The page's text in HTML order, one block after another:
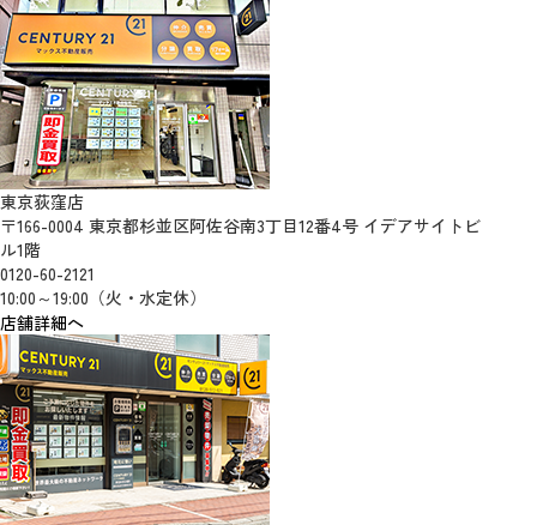
東京荻窪店
〒166-0004 東京都杉並区阿佐谷南3丁目12番4号 イデアサイトビ
ル1階
0120-60-2121
10:00～19:00（火・水定休）
店舗詳細へ